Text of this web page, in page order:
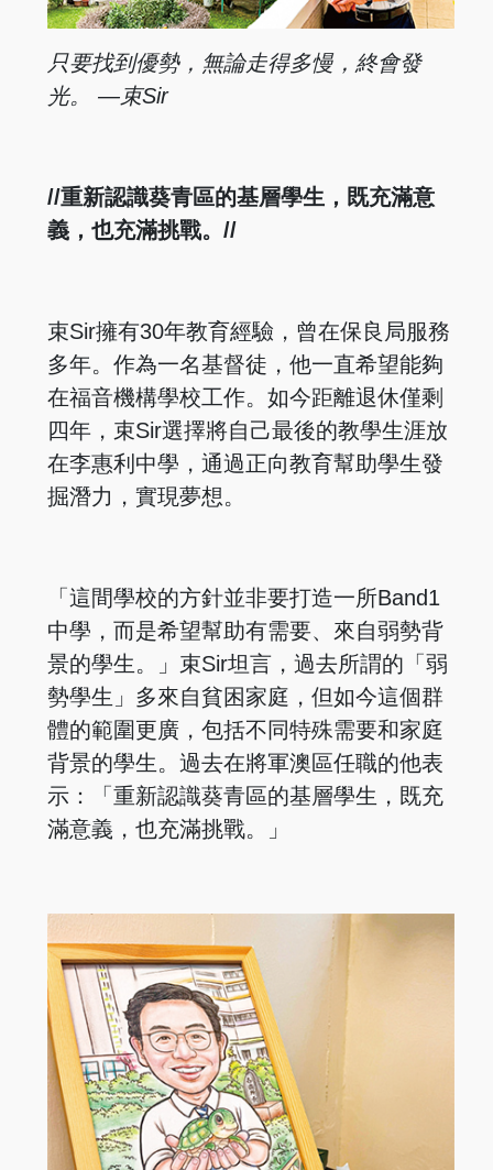
只要找到優勢， 無論走得多慢，終會發
光。 —束Sir
//重新認識葵青區的基層學生，既充滿意
義，也充滿挑戰。//
束Sir擁有30年教育經驗，曾在保良局服務
多年。作為一名基督徒，他一直希望能夠
在福音機構學校工作。如今距離退休僅剩
四年，束Sir選擇將自己最後的教學生涯放
在李惠利中學，通過正向教育幫助學生發
掘潛力，實現夢想。
「這間學校的方針並非要打造一所Band1
中學，而是希望幫助有需要、來自弱勢背
景的學生。」束Sir坦言，過去所謂的「弱
勢學生」多來自貧困家庭，但如今這個群
體的範圍更廣，包括不同特殊需要和家庭
背景的學生。過去在將軍澳區任職的他表
示：「重新認識葵青區的基層學生，既充
滿意義，也充滿挑戰。」